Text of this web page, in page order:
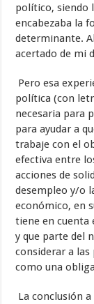
político, siendo
encabezaba la
determinante.
acertado de mi
Pero esa
política (con
necesaria para
para ayudar a
trabaje con el
efectiva entre
acciones de
desempleo y/o
económico, en
tiene en cuenta
y que parte del
considerar a
como una
La conclusión